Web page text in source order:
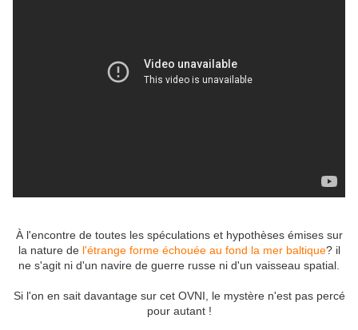
À l'encontre de toutes les spéculations et hypothèses émises sur
la nature de l'étrange forme échouée au fond la mer baltique? il
ne s'agit ni d'un navire de guerre russe ni d'un vaisseau spatial.
Si l'on en sait davantage sur cet OVNI, le mystère n'est pas percé
pour autant !